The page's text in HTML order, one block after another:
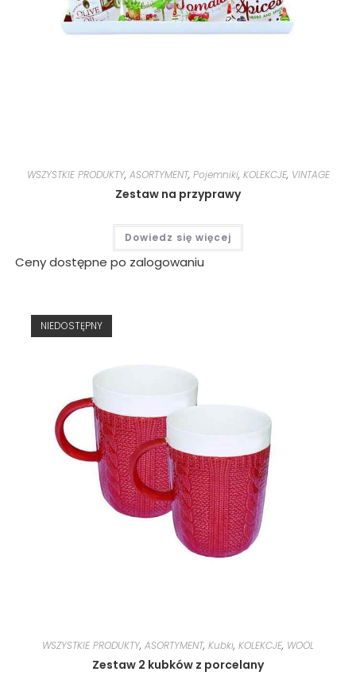
WSZYSTKIE PRODUKTY, ASORTYMENT, Pojemniki, KOLEKCJE, VINTAGE
Zestaw na przyprawy
Dowiedz się więcej
Ceny dostępne po zalogowaniu
NIEDOSTĘPNY
WSZYSTKIE PRODUKTY, ASORTYMENT, Kubki, KOLEKCJE, WOOL
Zestaw 2 kubków z porcelany